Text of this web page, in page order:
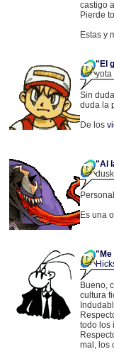
castigo
Pierde
Estas y
"El
yota
Sin
duda la
De los
"Al
Es una
"Me
Bueno,
cultura
todo los
mal, los